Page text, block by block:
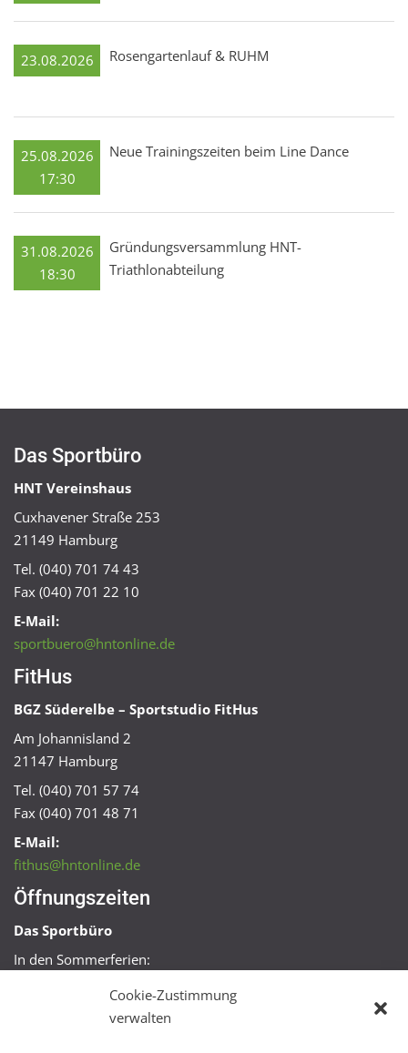
Cookie-Zustimmung
verwalten
23.08.2026 Rosengartenlauf & RUHM
25.08.2026
17:30
Neue Trainingszeiten beim Line Dance
31.08.2026
18:30
Gründungsversammlung HNT-
Triathlonabteilung
Das Sportbüro
HNT Vereinshaus
Cuxhavener Straße 253
21149 Hamburg
Tel. (040) 701 74 43
Fax (040) 701 22 10
E-Mail:
sportbuero@hntonline.de
FitHus
BGZ Süderelbe – Sportstudio FitHus
Am Johannisland 2
21147 Hamburg
Tel. (040) 701 57 74
Fax (040) 701 48 71
E-Mail:
fithus@hntonline.de
Öffnungszeiten
Das Sportbüro
In den Sommerferien:
Mo + Mi 16:00 – 18:00 Uhr